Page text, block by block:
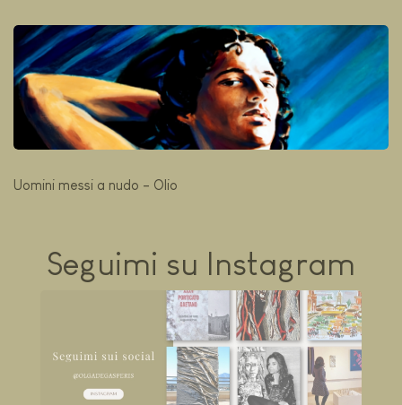
Uomini messi a nudo - Olio
Seguimi su Instagram